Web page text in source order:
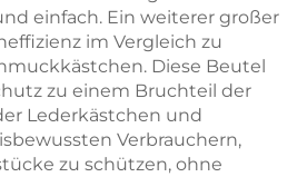
einfach. Ein weiterer großer
im Vergleich zu
Diese Beutel
zu einem Bruchteil der
Lederkästchen und
Verbrauchern,
zu schützen, ohne